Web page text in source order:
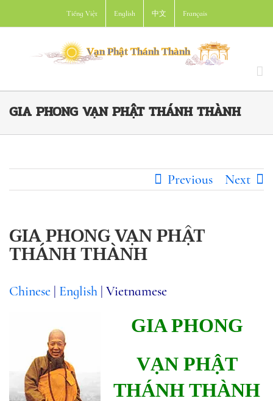
to
Tiếng Việt English 中文 Français
GIA PHONG VẠN PHẬT THÁNH THÀNH
Previous Next
GIA PHONG VẠN PHẬT
THÁNH THÀNH
Chinese | English | Vietnamese
GIA PHONG
VẠN PHẬT
THÁNH THÀNH